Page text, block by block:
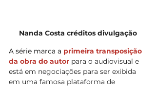
Nanda Costa créditos divulgação
A série marca a primeira transposição
da obra do autor para o audiovisual e
está em negociações para ser exibida
em uma famosa plataforma de